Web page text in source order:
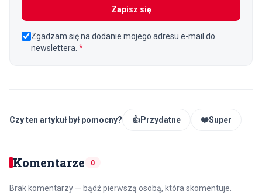
Zapisz się
Zgadzam się na dodanie mojego adresu e-mail do
newslettera. *
Czy ten artykuł był pomocny? 👍Przydatne ❤️Super
Komentarze 0
Brak komentarzy — bądź pierwszą osobą, która skomentuje.